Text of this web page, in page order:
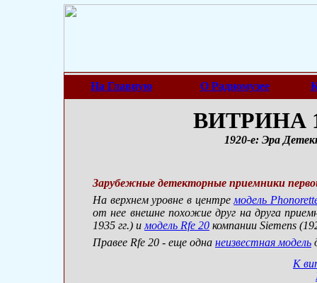
На Главную О Радиомузее
ВИТРИНА
1920-е: Эра
Зарубежные детекторные приемники
На верхнем уровне в центре модель
от нее внешне похожие друг на друга
1935 гг.) и модель Rfe 20 компании Siemens
Правее Rfe 20 - еще одна неизвестная модель
К